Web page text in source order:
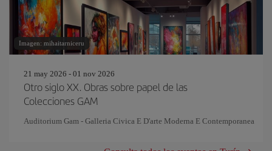
Imagen: mihaitarniceru
21 may 2026 - 01 nov 2026
Otro siglo XX. Obras sobre papel de las
Colecciones GAM
Auditorium Gam - Galleria Civica E D'arte Moderna E Contemporanea